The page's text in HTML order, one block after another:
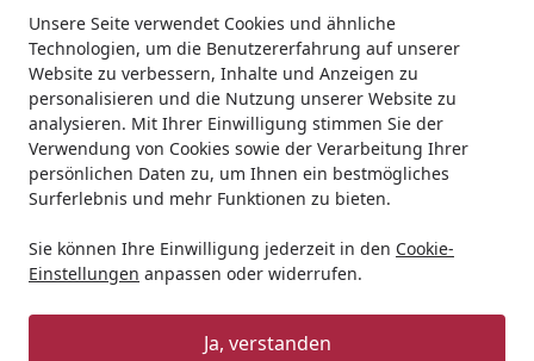
Unsere Seite verwendet Cookies und ähnliche
Technologien, um die Benutzererfahrung auf unserer
Website zu verbessern, Inhalte und Anzeigen zu
personalisieren und die Nutzung unserer Website zu
analysieren. Mit Ihrer Einwilligung stimmen Sie der
Verwendung von Cookies sowie der Verarbeitung Ihrer
persönlichen Daten zu, um Ihnen ein bestmögliches
Surferlebnis und mehr Funktionen zu bieten.
Sie können Ihre Einwilligung jederzeit in den Cookie-
Einstellungen anpassen oder widerrufen.
Ja, verstanden
Suchen
Startseite
Teich Teichfischfutter Hauptfutter Tetra Pond Multi
Tetra Pond Multi Mix 7 Liter
Teichfischfutter
(2 Bewertungen)